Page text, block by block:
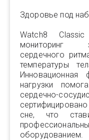
Здоровье под
Watch8 Classic
мониторинг
сердечного
температуры
Инновационная
нагрузки
сердечно-
сне, что
оборудованием.